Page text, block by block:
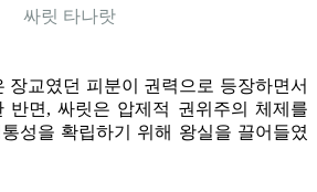
싸릿 타나랏
장교였던 피분이 권력으로 등장하면서
반면, 싸릿은 압제적 권위주의 체제를
성을 확립하기 위해 왕실을 끌어들였